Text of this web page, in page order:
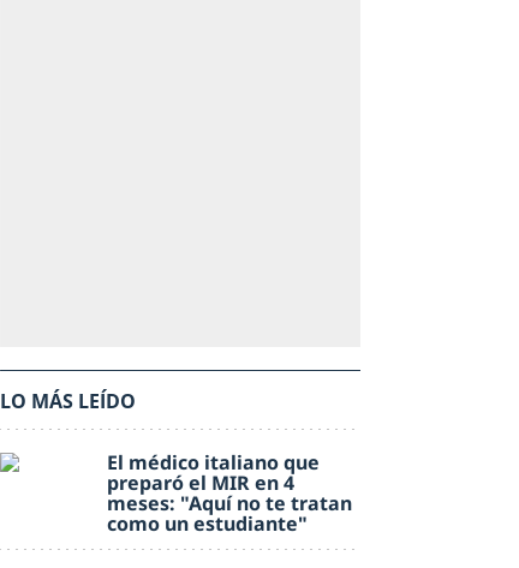
LO MÁS LEÍDO
El médico italiano que
preparó el MIR en 4
meses: "Aquí no te tratan
como un estudiante"